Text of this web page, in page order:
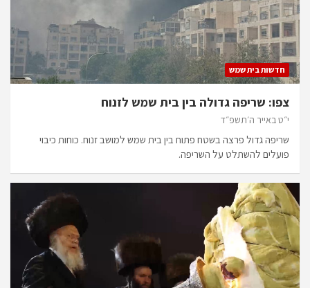
חדשות בית שמש
צפו: שריפה גדולה בין בית שמש לזנוח
י״ט באייר ה׳תשפ״ד
שריפה גדול פרצה בשטח פתוח בין בית שמש למושב זנוח. כוחות כיבוי
פועלים להשתלט על השריפה.